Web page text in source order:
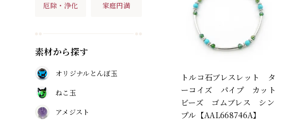
トルコ石ブレスレット タ
ーコイズ パイプ カット
ビーズ ゴムブレス シン
プル【AAL668746A】
厄除・浄化 家庭円満
素材から探す
オリジナルとんぼ玉
ねこ玉
アメジスト